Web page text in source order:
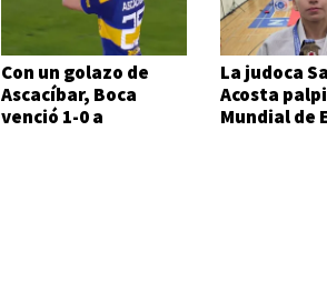
Con un golazo de
Ascacíbar, Boca
venció 1-0 a
La judoca
Acosta
Mundial de